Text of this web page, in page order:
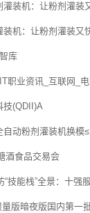
装机：让粉剂灌装又
库
技(QDII)A
自动粉剂灌装机换模
酒食品交易会
版暗夜版国内第一